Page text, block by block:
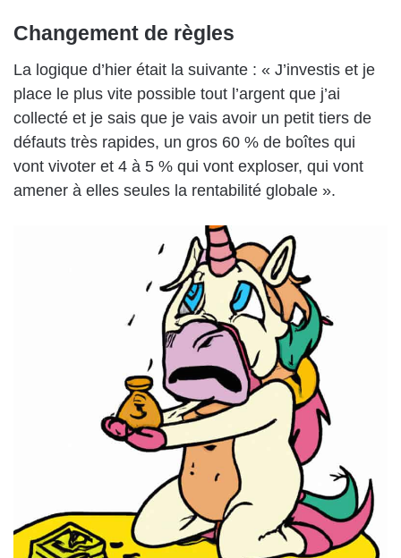
Changement de règles
La logique d’hier était la suivante : « J’investis et je
place le plus vite possible tout l’argent que j’ai
collecté et je sais que je vais avoir un petit tiers de
défauts très rapides, un gros 60 % de boîtes qui
vont vivoter et 4 à 5 % qui vont exploser, qui vont
amener à elles seules la rentabilité globale ».